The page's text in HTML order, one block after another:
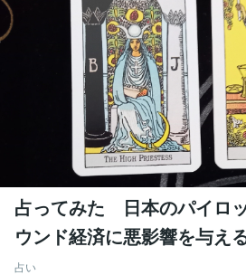
占ってみた 日本のパイロ
ウンド経済に悪影響を与え
占い